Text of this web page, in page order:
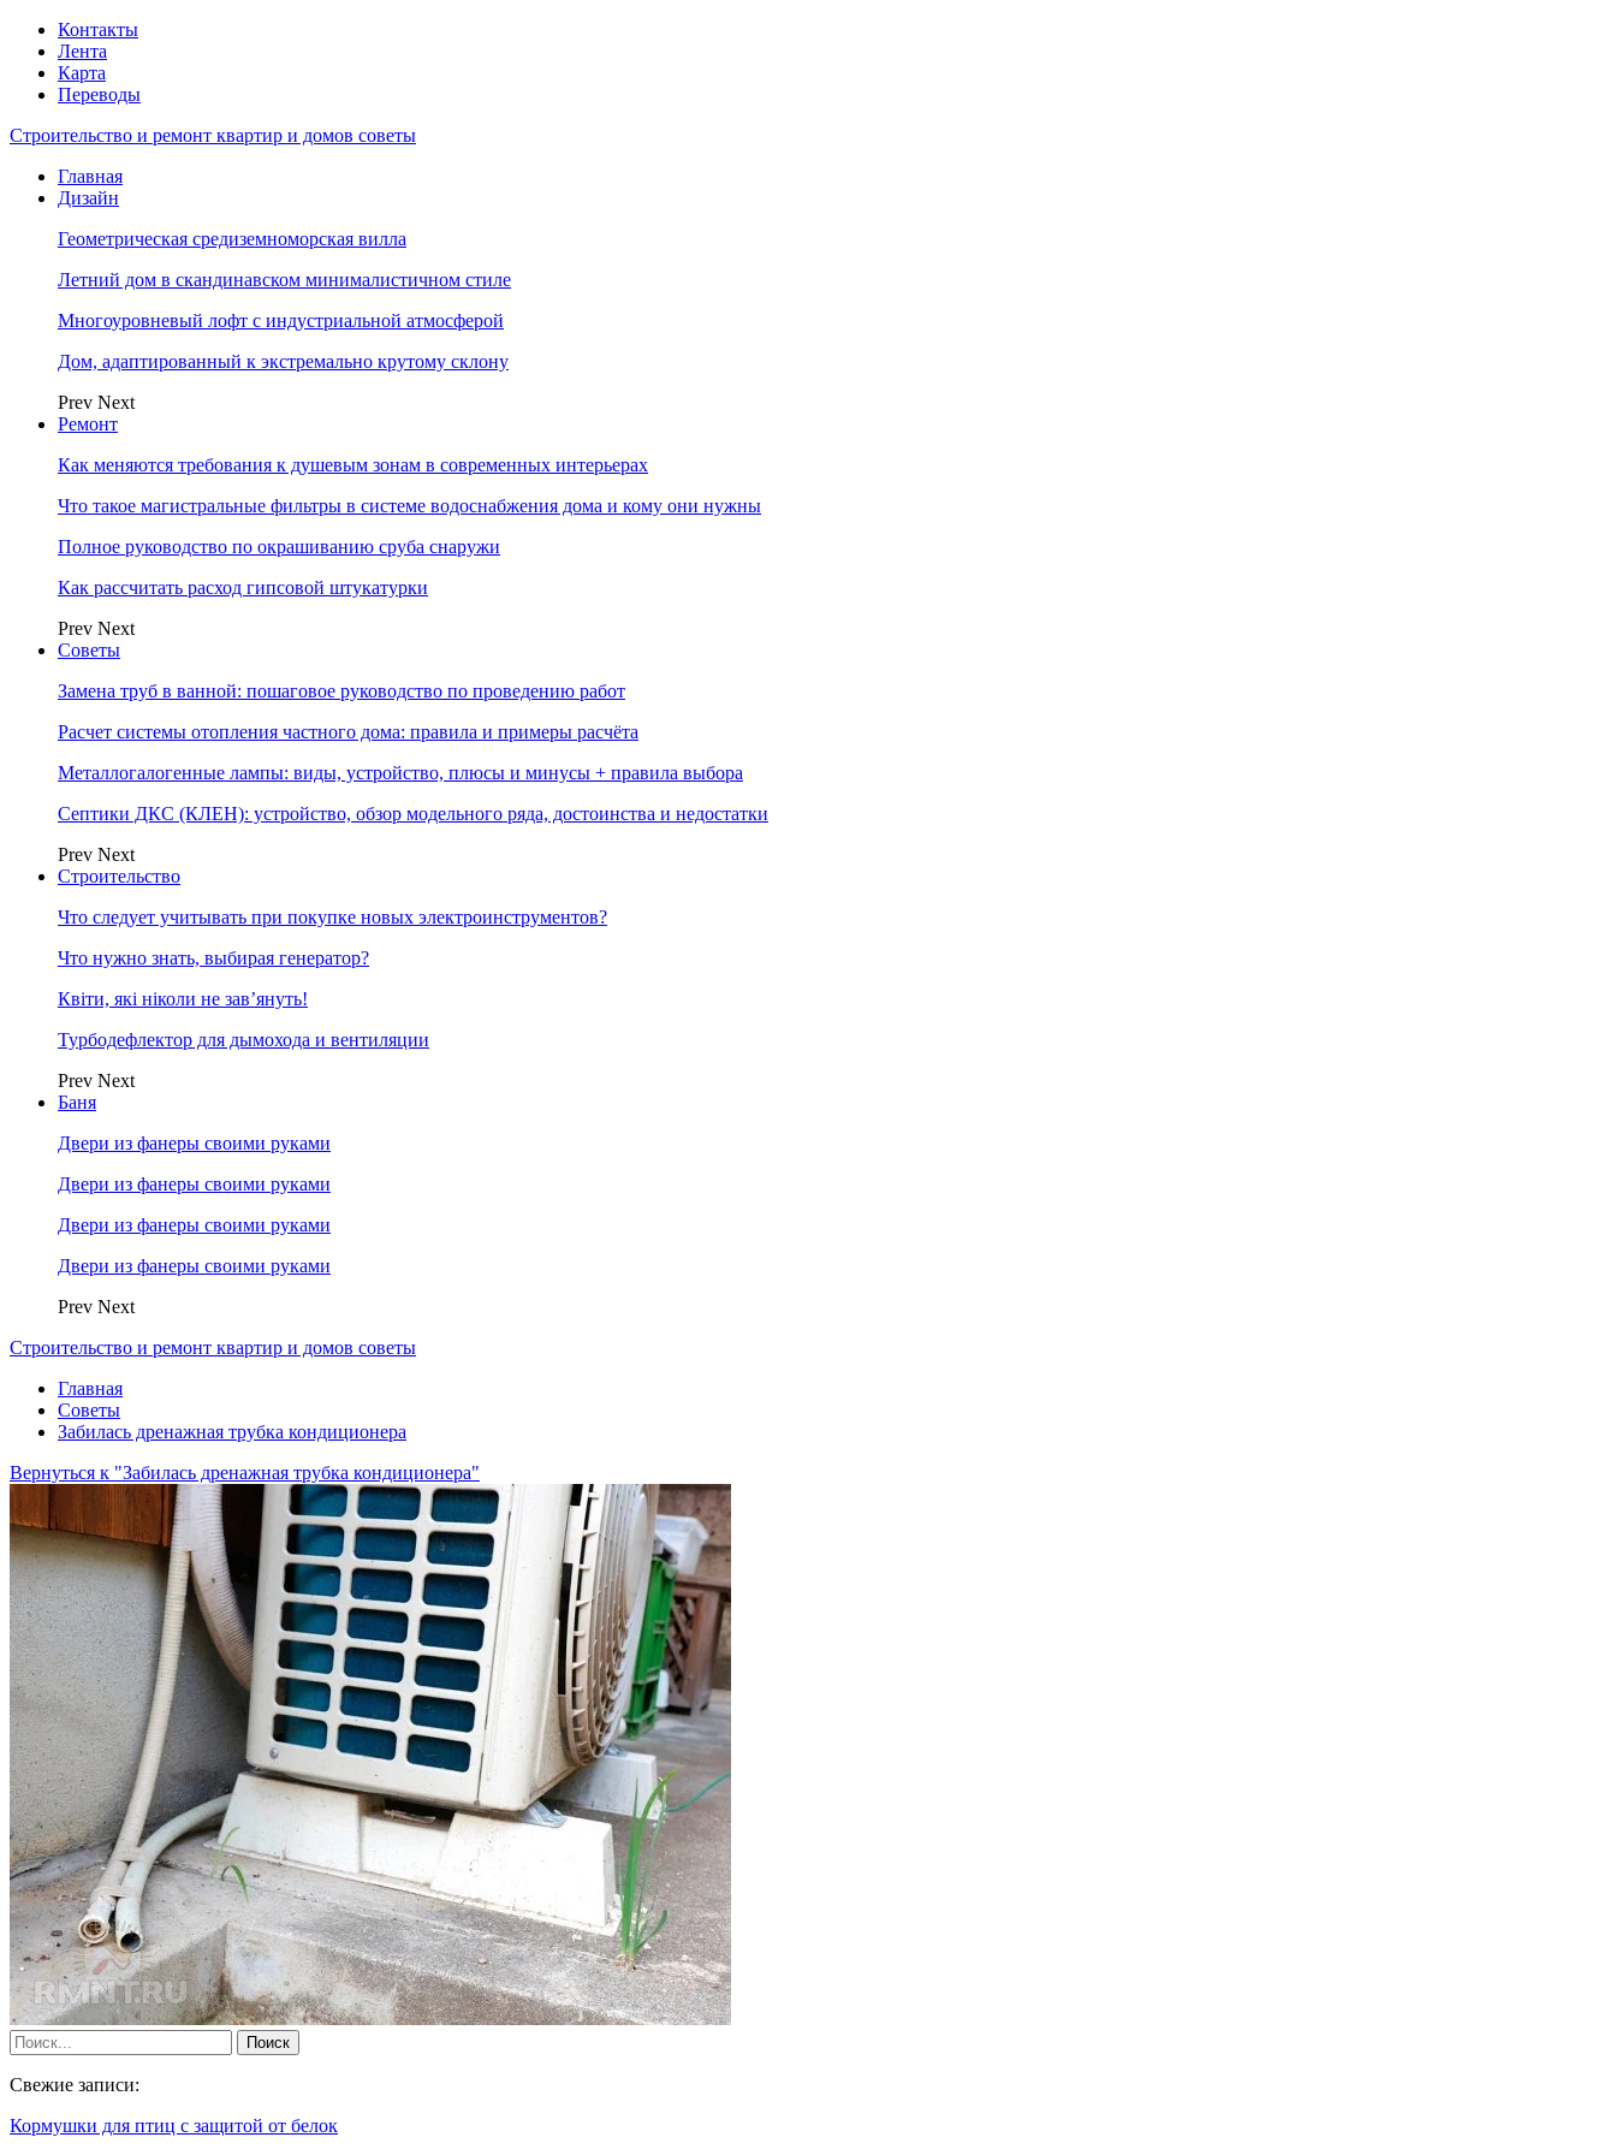
Контакты
Лента
Карта
Переводы
Строительство и ремонт квартир и домов советы
Главная
Дизайн
Геометрическая средиземноморская вилла
Летний дом в скандинавском минималистичном стиле
Многоуровневый лофт с индустриальной атмосферой
Дом, адаптированный к экстремально крутому склону
Prev Next
Ремонт
Как меняются требования к душевым зонам в современных интерьерах
Что такое магистральные фильтры в системе водоснабжения дома и кому они нужны
Полное руководство по окрашиванию сруба снаружи
Как рассчитать расход гипсовой штукатурки
Prev Next
Советы
Замена труб в ванной: пошаговое руководство по проведению работ
Расчет системы отопления частного дома: правила и примеры расчёта
Металлогалогенные лампы: виды, устройство, плюсы и минусы + правила выбора
Септики ДКС (КЛЕН): устройство, обзор модельного ряда, достоинства и недостатки
Prev Next
Строительство
Что следует учитывать при покупке новых электроинструментов?
Что нужно знать, выбирая генератор?
Квіти, які ніколи не зав’януть!
Турбодефлектор для дымохода и вентиляции
Prev Next
Баня
Двери из фанеры своими руками
Двери из фанеры своими руками
Двери из фанеры своими руками
Двери из фанеры своими руками
Prev Next
Строительство и ремонт квартир и домов советы
Главная
Советы
Забилась дренажная трубка кондиционера
Вернуться к "Забилась дренажная трубка кондиционера"
Свежие записи:
Кормушки для птиц с защитой от белок